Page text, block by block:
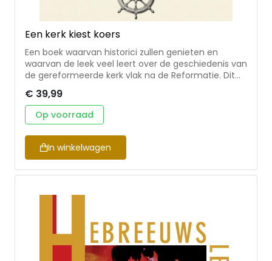
Een kerk kiest koers
Een boek waarvan historici zullen genieten en
waarvan de leek veel leert over de geschiedenis van
de gereformeerde kerk vlak na de Reformatie. Dit
confessionele ontwikkeling van de eerste
gereformeerde kerken in de Nederlanden (1560-
1610). Welke koers koos het jonge kerkverband in de
eerste decennia van haar bestaan en hoeveel
ruimte bestond er om daarvan af te wijken? Die
vraag wordt onderzocht door Huib Noordzij.
€ 39,99
Op voorraad
In winkelwagen